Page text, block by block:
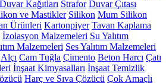
Kağıtları Strafor Duvar Çıtası
ve Mastikler Silikon Mum Silikon
Ürünleri Kartonpiyer Tavan Kaplama
İzolasyon Malzemeleri Su Yalıtım
Malzemeleri Ses Yalıtım Malzemeleri
Alçı Cam Tuğla Çimento Beton Harcı Çatı
İnşaat Kimyasalları İnşaat Temizlik
Harç ve Sıva Çözücü Çok Amaçlı